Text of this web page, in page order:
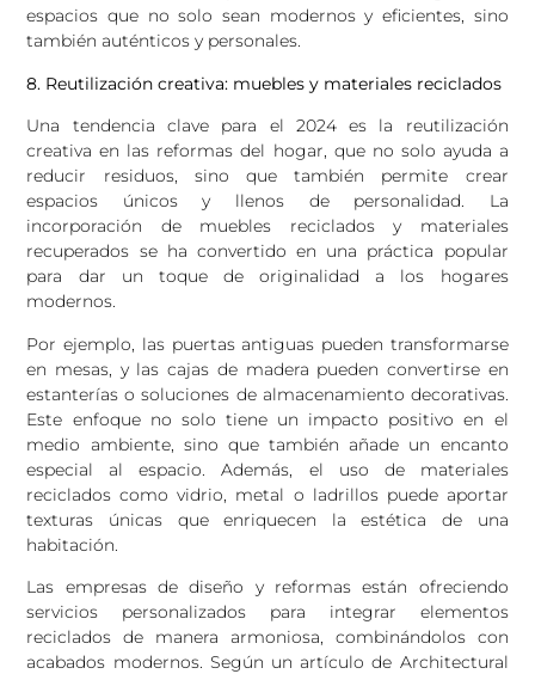
espacios que no solo sean modernos y eficientes, sino
también auténticos y personales.
8. Reutilización creativa: muebles y materiales reciclados
Una tendencia clave para el 2024 es la reutilización
creativa en las reformas del hogar, que no solo ayuda a
reducir residuos, sino que también permite crear
espacios únicos y llenos de personalidad. La
incorporación de muebles reciclados y materiales
recuperados se ha convertido en una práctica popular
para dar un toque de originalidad a los hogares
modernos.
Por ejemplo, las puertas antiguas pueden transformarse
en mesas, y las cajas de madera pueden convertirse en
estanterías o soluciones de almacenamiento decorativas.
Este enfoque no solo tiene un impacto positivo en el
medio ambiente, sino que también añade un encanto
especial al espacio. Además, el uso de materiales
reciclados como vidrio, metal o ladrillos puede aportar
texturas únicas que enriquecen la estética de una
habitación.
Las empresas de diseño y reformas están ofreciendo
servicios personalizados para integrar elementos
reciclados de manera armoniosa, combinándolos con
acabados modernos. Según un artículo de Architectural